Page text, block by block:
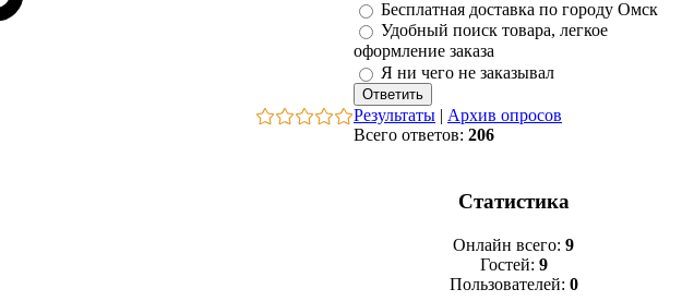
Бесплатная доставка по городу Омск
Удобный поиск товара, легкое
оформление заказа
Я ни чего не заказывал
Результаты | Архив опросов
Всего ответов: 206
Статистика
Онлайн всего: 9
Гостей: 9
Пользователей: 0